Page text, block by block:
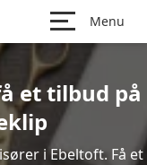
Menu
et tilbud på
i Ebeltoft. Få et